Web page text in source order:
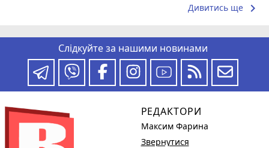
Дивитись ще keyboard_arrow_right
Слідкуйте за нашими новинами
РЕДАКТОРИ
Максим Фарина
Звернутися